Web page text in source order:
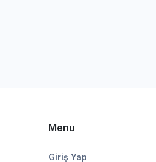
Menu
Giriş Yap